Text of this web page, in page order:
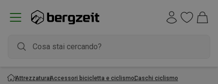
AttrezzaturaAccessori bicicletta e ciclismoCaschi ciclismo